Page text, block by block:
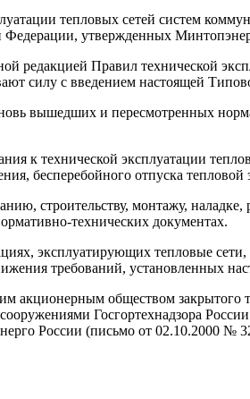
тепловых сетей систем
Федерации, утвержденных
редакцией Правил технической
силу с введением настоящей
вышедших и пересмотренных
к технической эксплуатации
бесперебойного отпуска тепловой
строительству, монтажу,
технических документах.
эксплуатирующих тепловые
требований, установленных
акционерным обществом
Госгортехнадзора
России (письмо от 02.10.2000 №